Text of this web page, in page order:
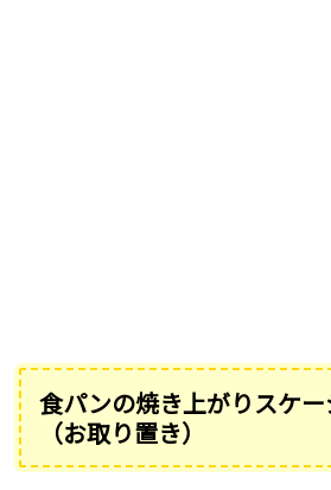
食パンの焼き上がりスケ
（お取り置き）